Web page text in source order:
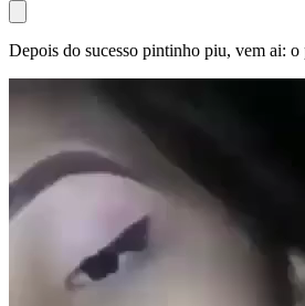
Depois do sucesso pintinho piu, vem ai: